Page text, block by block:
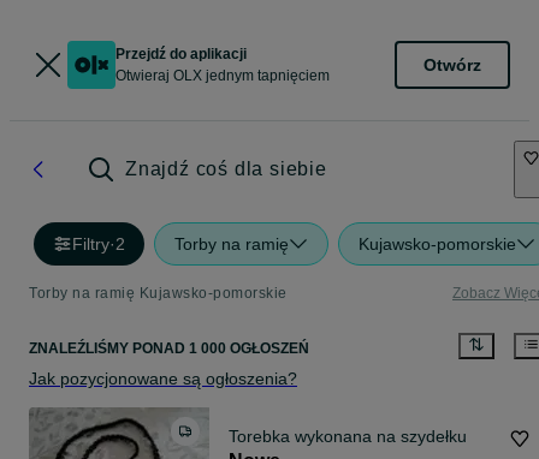
Przejdź do aplikacji
Otwieraj OLX jednym tapnięciem
Otwórz
Znajdź coś dla siebie
Filtry·2 Torby na ramię Kujawsko-pomorskie
Torby na ramię Kujawsko-pomorskie Zobacz
ZNALEŹLIŚMY PONAD 1 000 OGŁOSZEŃ
Jak pozycjonowane są ogłoszenia?
Torebka wykonana na szydełku